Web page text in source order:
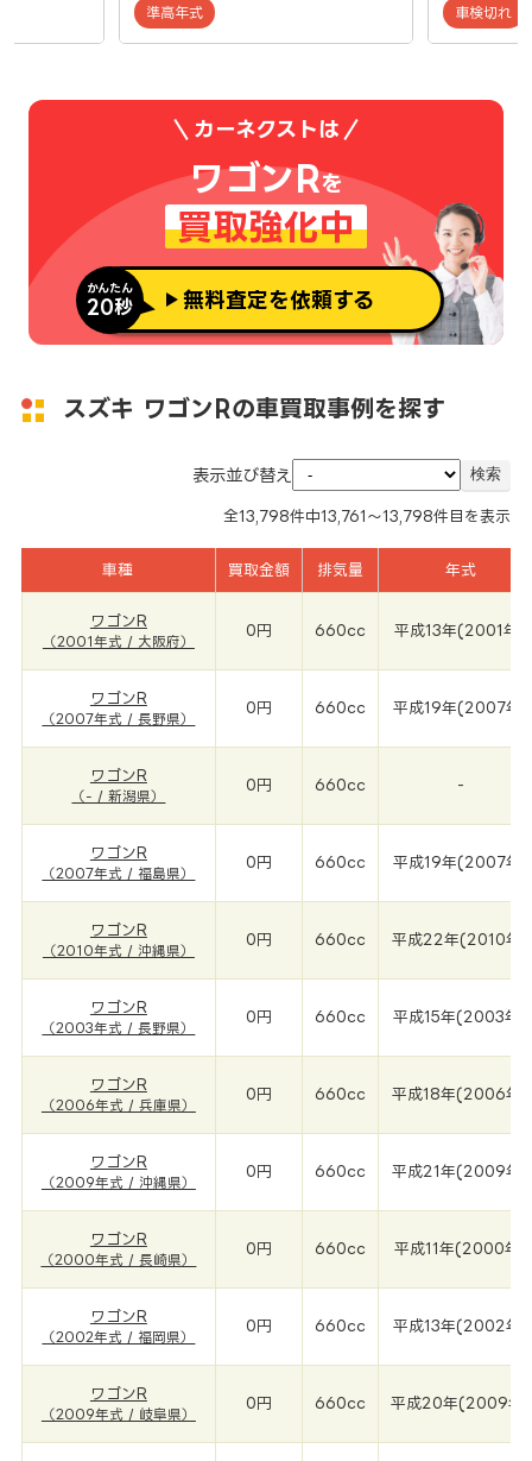
準高年式 車検切れ
カーネクストは
ワゴンRを
買取強化中
かんたん
20秒 無料査定を依頼する
スズキ ワゴンRの車買取事例を探す
表示並び替え
全13,798件中13,761～13,798件目を表示
車種 買取金額 排気量 年式
ワゴンR
（2001年式 / 大阪府）
0円 660cc 平成13年(2001年)
ワゴンR
（2007年式 / 長野県）
0円 660cc 平成19年(2007年)
ワゴンR
（- / 新潟県）
0円 660cc -
ワゴンR
（2007年式 / 福島県）
0円 660cc 平成19年(2007年)
ワゴンR
（2010年式 / 沖縄県）
0円 660cc 平成22年(2010年)
ワゴンR
（2003年式 / 長野県）
0円 660cc 平成15年(2003年)
ワゴンR
（2006年式 / 兵庫県）
0円 660cc 平成18年(2006年)
ワゴンR
（2009年式 / 沖縄県）
0円 660cc 平成21年(2009年)
ワゴンR
（2000年式 / 長崎県）
0円 660cc 平成11年(2000年)
ワゴンR
（2002年式 / 福岡県）
0円 660cc 平成13年(2002年)
ワゴンR
（2009年式 / 岐阜県）
0円 660cc 平成20年(2009年)